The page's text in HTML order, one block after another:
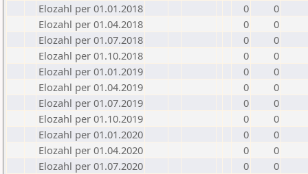
Elozahl per 01.01.2018
0
0
Elozahl per 01.04.2018
0
0
Elozahl per 01.07.2018
0
0
Elozahl per 01.10.2018
0
0
Elozahl per 01.01.2019
0
0
Elozahl per 01.04.2019
0
0
Elozahl per 01.07.2019
0
0
Elozahl per 01.10.2019
0
0
Elozahl per 01.01.2020
0
0
Elozahl per 01.04.2020
0
0
Elozahl per 01.07.2020
0
0